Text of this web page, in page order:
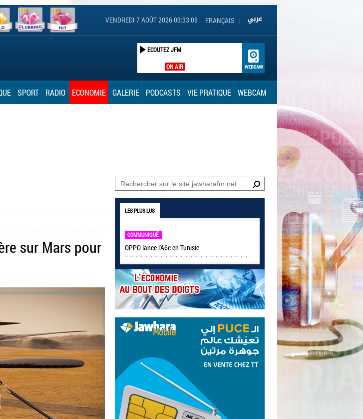
FRANÇAIS |
VENDREDI 7 AOÛT 2026 03:33:06
ON AIR
ECOUTEZ JFM
SPORT RADIO ECONOMIE GALERIE PODCASTS VIE PRATIQUE WEBCAM
sur Mars pour
LES PLUS LUS
COMMUNIQUÉ
OPPO lance l'A6c en Tunisie